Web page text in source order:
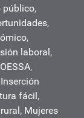
público,
,
,
laboral,
,
Inserción
fácil,
, Mujeres